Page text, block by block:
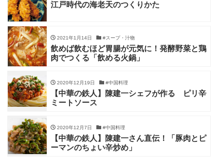
江戸時代の海老天のつくりかた
2021年1月14日 #スープ・汁物
飲めば飲むほど胃腸が元気に！発酵野菜と鶏
肉でつくる「飲める火鍋」
2020年12月19日 #中国料理
【中華の鉄人】陳建一シェフが作る ピリ辛
ミートソース
2020年12月7日 #中国料理
【中華の鉄人】陳建一さん直伝！「豚肉とピ
ーマンのちょい辛炒め」